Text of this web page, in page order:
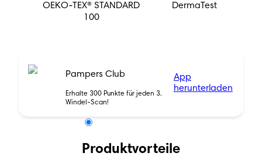
OEKO-TEX® STANDARD
100
DermaTest
Pampers Club
Erhalte 300 Punkte für jeden 3.
Windel-Scan!
App
herunterladen
Produktvorteile